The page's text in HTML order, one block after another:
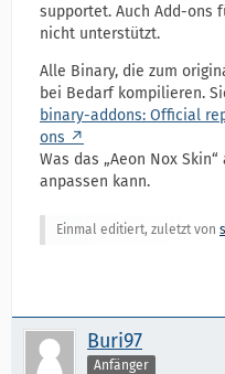
supportet. Auch Add-ons
nicht unterstützt.
Alle Binary, die zum
bei Bedarf kompilieren.
binary-addons: Official
ons
Was das „Aeon Nox
anpassen kann.
Einmal editiert, zuletzt von
Buri97
Anfänger